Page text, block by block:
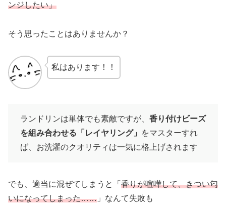
ンジしたい」
そう思ったことはありませんか？
私はあります！！
ランドリンは単体でも素敵ですが、 香り付けビーズ
を組み合わせる「レイヤリング」
をマスターすれ
ば、お洗濯のクオリティは一気に格上げされます
でも、適当に混ぜてしまうと「 香りが喧嘩して、きつい匂
いになってしまった…… 」なんて失敗も